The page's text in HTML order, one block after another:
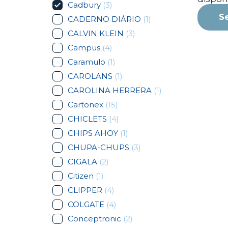
Cadbury (3)
CADERNO DIÁRIO (1)
CALVIN KLEIN (3)
Campus (4)
Caramulo (1)
CAROLANS (1)
CAROLINA HERRERA (1)
Cartonex (15)
CHICLETS (4)
CHIPS AHOY (1)
CHUPA-CHUPS (3)
CIGALA (2)
Citizen (1)
CLIPPER (4)
COLGATE (4)
Conceptronic (2)